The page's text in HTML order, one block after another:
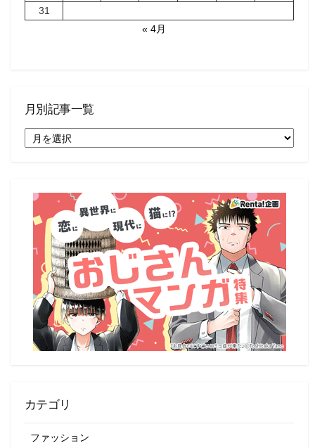
31
« 4月
月別記事一覧
別
覧
カテゴリ
ファッション